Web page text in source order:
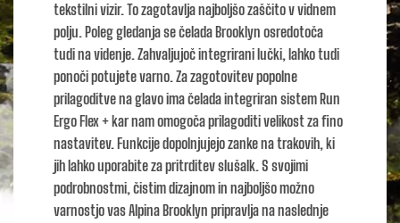
tekstilni vizir. To zagotavlja najboljšo zaščito v vidnem
polju. Poleg gledanja se čelada Brooklyn osredotoča
tudi na videnje. Zahvaljujoč integrirani lučki, lahko tudi
ponoči potujete varno. Za zagotovitev popolne
prilagoditve na glavo ima čelada integriran sistem Run
Ergo Flex + kar nam omogoča prilagoditi velikost za fino
nastavitev. Funkcije dopolnjujejo zanke na trakovih, ki
jih lahko uporabite za pritrditev slušalk. S svojimi
podrobnostmi, čistim dizajnom in najboljšo možno
varnostjo vas Alpina Brooklyn pripravlja na naslednje